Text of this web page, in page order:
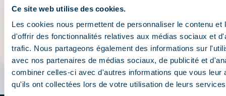
Ce site web utilise des cookies.
Les cookies nous permettent de personnaliser le contenu et
d'offrir des fonctionnalités relatives aux médias sociaux et
trafic. Nous partageons également des informations sur
avec nos partenaires de médias sociaux, de publicité et
combiner celles-ci avec d'autres informations que vous leur
qu'ils ont collectées lors de votre utilisation de leurs